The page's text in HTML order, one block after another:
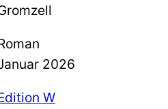
2026
W